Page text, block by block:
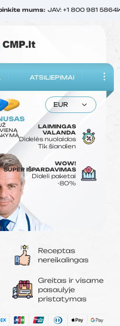
mums: JAV: +1 800 981 5864
ATSILIEPIMAI
EUR
LAIMINGAS
VALANDA
Didelės nuolaidos
Tik šiandien
WOW!
SUPER IŠPARDAVIMAS
Dideli paketai
-80%
Receptas
nereikalingas
Greitas ir visame
pasaulyje
pristatymas